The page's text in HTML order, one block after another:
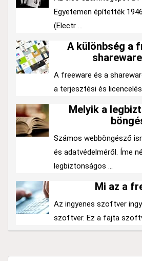
Egyetemen építették
(Electr ...
A különbség a
A freeware és a
a terjesztési és
Melyik a
Számos webböngésző
és adatvédelméről. Íme
legbiztonságos ...
Mi az a
Az ingyenes szoftver
szoftver. Ez a fajta